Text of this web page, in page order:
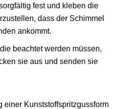
fest und kleben die
dass der Schimmel
ankommt.
beachtet werden müssen,
sie aus und senden sie
einer Kunststoffspritzgussform